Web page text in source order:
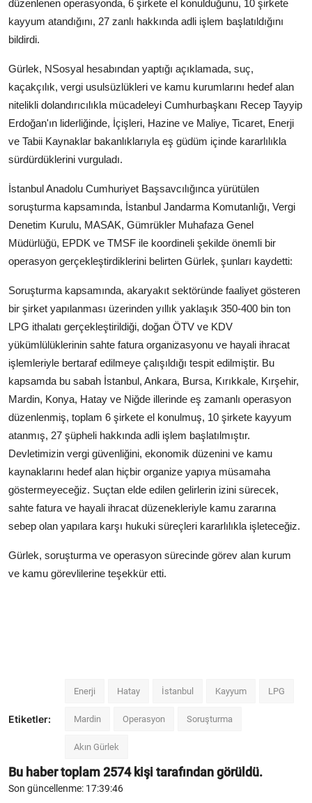
düzenlenen operasyonda, 6 şirkete el konulduğunu, 10 şirkete
kayyum atandığını, 27 zanlı hakkında adli işlem başlatıldığını
bildirdi.
Gürlek, NSosyal hesabından yaptığı açıklamada, suç,
kaçakçılık, vergi usulsüzlükleri ve kamu kurumlarını hedef alan
nitelikli dolandırıcılıkla mücadeleyi Cumhurbaşkanı Recep Tayyip
Erdoğan'ın liderliğinde, İçişleri, Hazine ve Maliye, Ticaret, Enerji
ve Tabii Kaynaklar bakanlıklarıyla eş güdüm içinde kararlılıkla
sürdürdüklerini vurguladı.
İstanbul Anadolu Cumhuriyet Başsavcılığınca yürütülen
soruşturma kapsamında, İstanbul Jandarma Komutanlığı, Vergi
Denetim Kurulu, MASAK, Gümrükler Muhafaza Genel
Müdürlüğü, EPDK ve TMSF ile koordineli şekilde önemli bir
operasyon gerçekleştirdiklerini belirten Gürlek, şunları kaydetti:
Soruşturma kapsamında, akaryakıt sektöründe faaliyet gösteren
bir şirket yapılanması üzerinden yıllık yaklaşık 350-400 bin ton
LPG ithalatı gerçekleştirildiği, doğan ÖTV ve KDV
yükümlülüklerinin sahte fatura organizasyonu ve hayali ihracat
işlemleriyle bertaraf edilmeye çalışıldığı tespit edilmiştir. Bu
kapsamda bu sabah İstanbul, Ankara, Bursa, Kırıkkale, Kırşehir,
Mardin, Konya, Hatay ve Niğde illerinde eş zamanlı operasyon
düzenlenmiş, toplam 6 şirkete el konulmuş, 10 şirkete kayyum
atanmış, 27 şüpheli hakkında adli işlem başlatılmıştır.
Devletimizin vergi güvenliğini, ekonomik düzenini ve kamu
kaynaklarını hedef alan hiçbir organize yapıya müsamaha
göstermeyeceğiz. Suçtan elde edilen gelirlerin izini sürecek,
sahte fatura ve hayali ihracat düzenekleriyle kamu zararına
sebep olan yapılara karşı hukuki süreçleri kararlılıkla işleteceğiz.
Gürlek, soruşturma ve operasyon sürecinde görev alan kurum
ve kamu görevlilerine teşekkür etti.
Etiketler:
Enerji Hatay İstanbul Kayyum LPG
Mardin Operasyon Soruşturma
Akın Gürlek
Bu haber toplam2574kişi tarafından görüldü.
Son güncellenme: 17:39:46